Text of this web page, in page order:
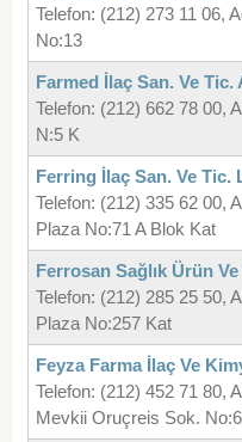
Telefon: (212) 273 11 06,
No:13
Farmed İlaç San. Ve Tic.
Telefon: (212) 662 78 00,
N:5 K
Ferring İlaç San. Ve Tic.
Telefon: (212) 335 62 00,
Plaza No:71 A Blok Kat
Ferrosan Sağlık Ürün
Telefon: (212) 285 25 50,
Plaza No:257 Kat
Feyza Farma İlaç Ve
Telefon: (212) 452 71 80,
Mevkii Oruçreis Sok.